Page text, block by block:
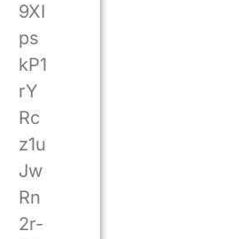
9XI
ps
kP1
rY
Rc
z1u
Jw
Rn
2r-